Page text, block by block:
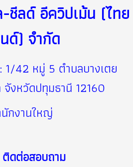
ชีลด์ อีควิปเม้น (ไทย
ด์) จำกัด
1/42 หมู่ 5 ตำบลบางเตย
จังหวัดปทุมธานี 12160
กงานใหญ่
ติดต่อสอบถาม